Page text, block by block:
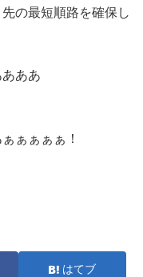
の最短順路を確保し
ああ
ぁぁぁぁ！
はてブ